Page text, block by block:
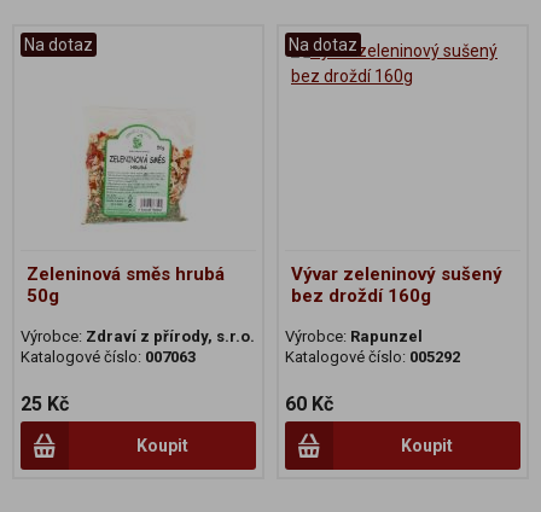
Na dotaz
Zeleninová směs hrubá
50g
Výrobce: Zdraví z přírody, s.r.o.
Katalogové číslo: 007063
25 Kč
Koupit
Na dotaz
Vývar zeleninový sušený
bez droždí 160g
Výrobce: Rapunzel
Katalogové číslo: 005292
60 Kč
Koupit